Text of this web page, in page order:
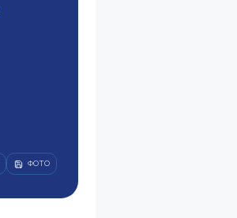
ФОТО